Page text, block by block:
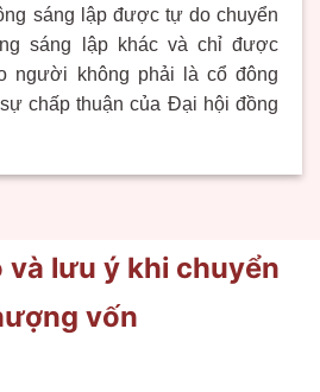
sáng lập được tự do chuyển
sáng lập khác và chỉ được
người không phải là cổ đông
chấp thuận của Đại hội đồng
và lưu ý khi chuyển
vốn